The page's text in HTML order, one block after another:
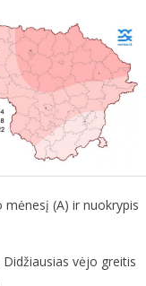
(A) ir nuokrypis
vėjo greitis